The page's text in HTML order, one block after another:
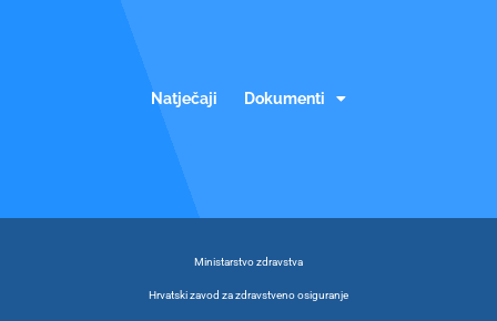
Natječaji Dokumenti
Ministarstvo zdravstva
Hrvatski zavod za zdravstveno osiguranje